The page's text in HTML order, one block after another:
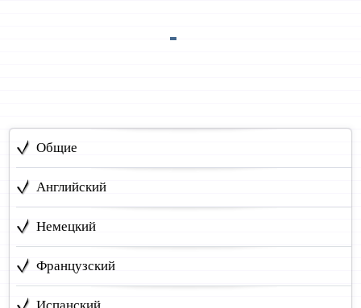
Общие
Английский
Немецкий
Французский
Испанский